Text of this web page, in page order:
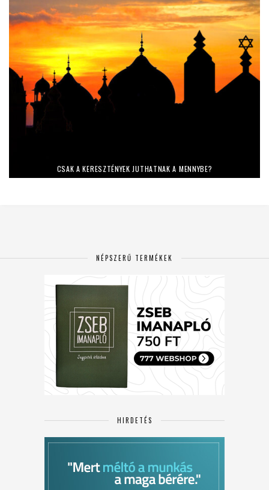
CSAK A KERESZTÉNYEK JUTHATNAK A MENNYBE?
NÉPSZERŰ TERMÉKEK
HIRDETÉS